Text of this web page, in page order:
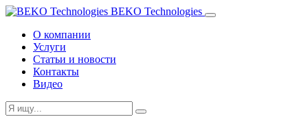
BEKO Technologies
О компании
Услуги
Статьи и новости
Контакты
Видео